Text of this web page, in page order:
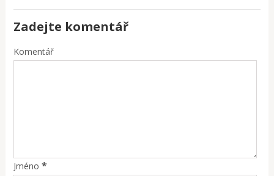
Zadejte komentář
Komentář
Jméno *